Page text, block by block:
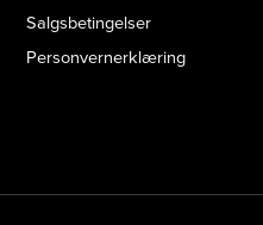
Salgsbetingelser
Personvernerklæring